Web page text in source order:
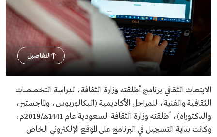
التفاصيل
الابتعاث الثقافي برنامج أطلقته وزارة الثقافة، لدراسة التخصصات
الثقافية والفنية، للمراحل الأكاديمية (البكالوريوس، والماجستير،
والدكتوراه)، أطلقته وزارة الثقافة السعودية عام 1441هـ/2019م،
وكانت بداية التسجيل في البرنامج على الموقع الإلكتروني الخاص